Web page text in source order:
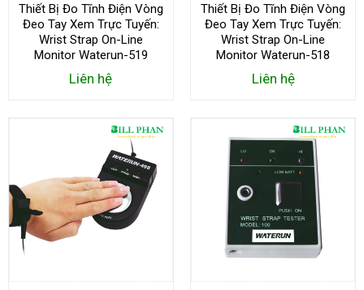
Thiết Bị Đo Tĩnh Điện Vòng
Đeo Tay Xem Trực Tuyến:
Wrist Strap On-Line
Monitor Waterun-519
Liên hệ
Thiết Bị Đo Tĩnh Điện Vòng
Đeo Tay Xem Trực Tuyến:
Wrist Strap On-Line
Monitor Waterun-518
Liên hệ